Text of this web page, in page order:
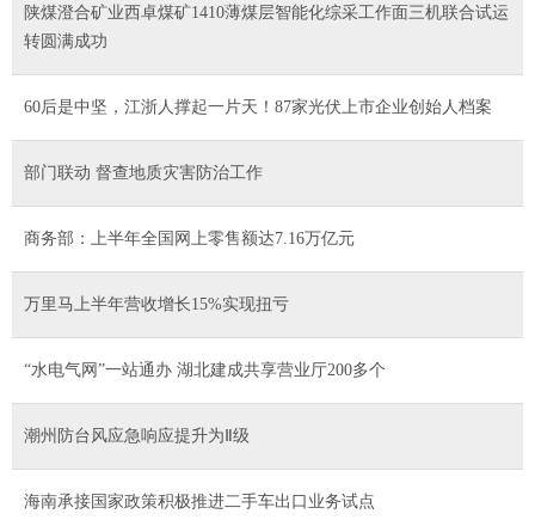
陕煤澄合矿业西卓煤矿1410薄煤层智能化综采工作面三机联合试运
转圆满成功
60后是中坚，江浙人撑起一片天！87家光伏上市企业创始人档案
部门联动 督查地质灾害防治工作
商务部：上半年全国网上零售额达7.16万亿元
万里马上半年营收增长15%实现扭亏
“水电气网”一站通办 湖北建成共享营业厅200多个
潮州防台风应急响应提升为Ⅱ级
海南承接国家政策积极推进二手车出口业务试点